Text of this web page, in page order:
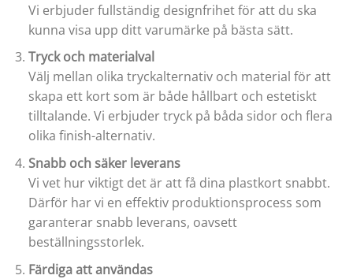
Vi erbjuder fullständig designfrihet för att du ska
kunna visa upp ditt varumärke på bästa sätt.
Tryck och materialval
Välj mellan olika tryckalternativ och material för att
skapa ett kort som är både hållbart och estetiskt
tilltalande. Vi erbjuder tryck på båda sidor och flera
olika finish-alternativ.
Snabb och säker leverans
Vi vet hur viktigt det är att få dina plastkort snabbt.
Därför har vi en effektiv produktionsprocess som
garanterar snabb leverans, oavsett
beställningsstorlek.
Färdiga att användas